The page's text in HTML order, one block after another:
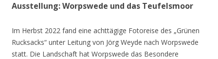
Ausstellung: Worpswede und das Teufelsmoor
Im Herbst 2022 fand eine achttägige Fotoreise des „Grünen
Rucksacks“ unter Leitung von Jörg Weyde nach Worpswede
statt. Die Landschaft hat Worpswede das Besondere